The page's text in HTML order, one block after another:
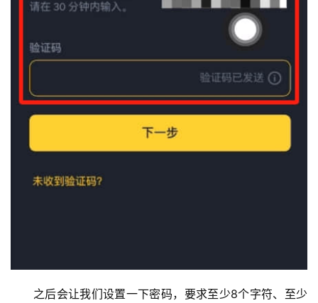
之后会让我们设置一下密码，要求至少8个字符、至少